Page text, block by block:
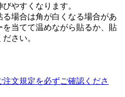
やすくなります。
場合は角が白くなる場合があ
を当てて温めながら貼るか、貼
さい。
文規定を必ずご確認くださ